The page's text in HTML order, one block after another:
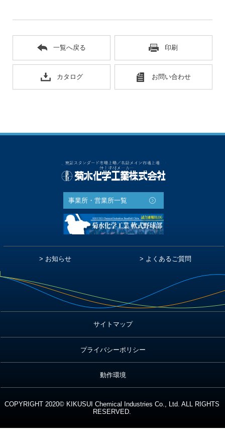
一覧へ戻る 印刷
カタログ お問い合わせ
事業所・営業所一覧
お知らせ よくあるご質問
サイトマップ
プライバシーポリシー
動作環境
COPYRIGHT 2020© KIKUSUI Chemical Industries Co., Ltd. ALL RIGHTS
RESERVED.